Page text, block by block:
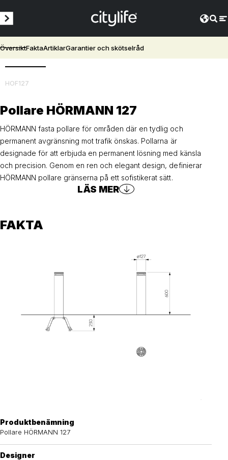
ÖversiktFaktaArtiklarGarantier och skötselråd
HOF127
Pollare HÖRMANN 127
HÖRMANN fasta pollare för områden där en tydlig och
permanent avgränsning mot trafik önskas. Pollarna är
designade för att erbjuda en permanent lösning med känsla
och precision. Genom en ren och elegant design, definierar
HÖRMANN pollare gränserna på ett sofistikerat sätt.
LÄS MER
FAKTA
Produktbenämning
Pollare HÖRMANN 127
Designer